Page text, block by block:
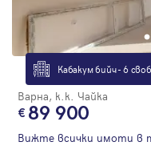
Кабакум бийч - 6
Варна, к.к. Чайка
89 900
Вижте всички имоти в